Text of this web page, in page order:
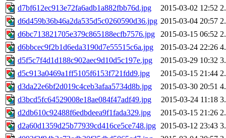
d7bf612ec913e72fa6adb1a882fbb76d.jpg
2015-03-02 12:52
d6d459b36b46a2da535d5c0260590d36.jpg 2015-03-04 20:57
d6bc713821705e379c865188ecfb7576.jpg
2015-03-15 06:52
d6bbcec9f2b1d6eda3190d7e55515c6a.jpg
2015-03-24 22:26
d5f5c7f4d1d188c902aec9d10d5c197e.jpg
2015-03-29 10:32
d5c913a0469a1ff5105f6153f721fdd9.jpg
2015-03-15 21:44
d3da22e6bf2d019c4ceb3afaa5734d8b.jpg
2015-03-30 20:51
d3bcd5fc64529008e18ae084f47adf49.jpg
2015-03-24 11:18
d2db610c92488f6edbdeea9f1fada329.jpg
2015-03-15 21:26
d2a60d1359d25b77939cd416ce5ce748.jpg 2015-03-12 23:43